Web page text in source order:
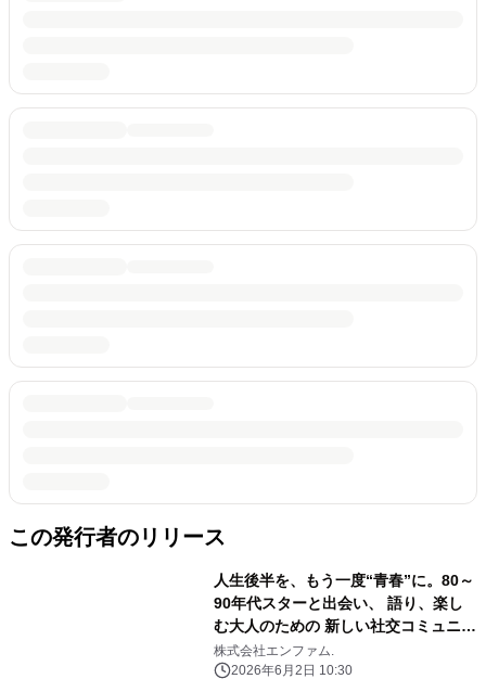
この発行者のリリース
人生後半を、もう一度“青春”に。80～
90年代スターと出会い、 語り、楽し
む大人のための 新しい社交コミュニテ
ィ「bjb SALON」始動
株式会社エンファム.
2026年6月2日 10:30